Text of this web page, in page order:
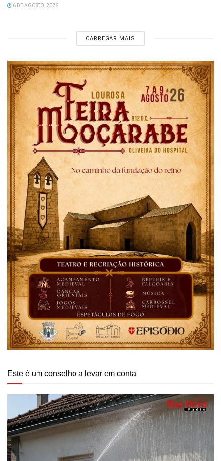
6 DE AGOSTO, 2026
CARREGAR MAIS
Este é um conselho a levar em conta